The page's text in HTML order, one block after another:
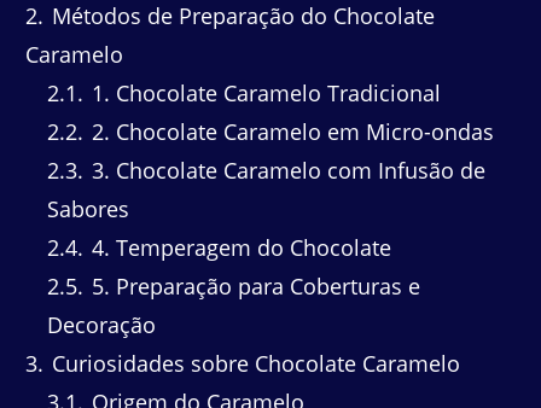
2 Métodos de Preparação do Chocolate
Caramelo
2.1
1. Chocolate Caramelo Tradicional
2.2 2. Chocolate Caramelo em Micro-ondas
2.3 3. Chocolate Caramelo com Infusão de
Sabores
2.4 4. Temperagem do Chocolate
2.5 5. Preparação para Coberturas e
Decoração
3 Curiosidades sobre Chocolate Caramelo
3.1
Origem do Caramelo